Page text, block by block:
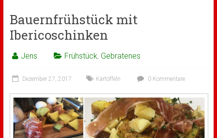
Bauernfrühstück mit
Ibericoschinken
Jens Frühstück, Gebratenes
Dezember 27, 2017 Kartoffeln 0 Kommentare